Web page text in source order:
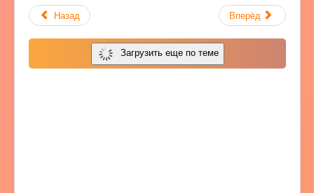
Назад Вперёд
Загрузить еще по теме